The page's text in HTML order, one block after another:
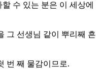
수 있는 분은 이 세상에
그 선생님 같이 뿌리째 흔
번 째 물감이므로.